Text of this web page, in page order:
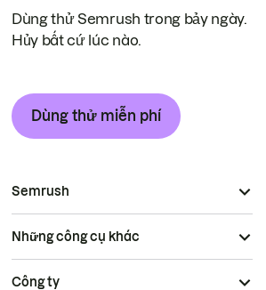
Dùng thử Semrush trong bảy ngày.
Hủy bất cứ lúc nào.
Dùng thử miễn phí
Semrush
Những công cụ khác
Công ty